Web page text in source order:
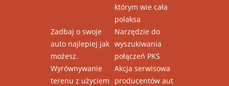
którym wie cała
polaksa
Zadbaj o swoje
auto najlepiej jak
możesz.
Narzędzie do
wyszukiwania
połączeń PKS
Wyrównywanie
terenu z użyciem
Akcja serwisowa
producentów aut